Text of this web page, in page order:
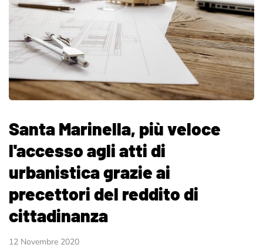
Santa Marinella, più veloce
l'accesso agli atti di
urbanistica grazie ai
precettori del reddito di
cittadinanza
12 Novembre 2020